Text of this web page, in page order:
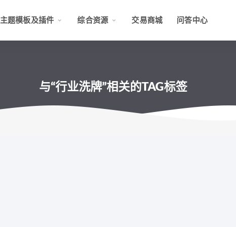
主题模板及插件 综合资源 交易商城 问答中心
与“行业洗牌”相关的TAG标签